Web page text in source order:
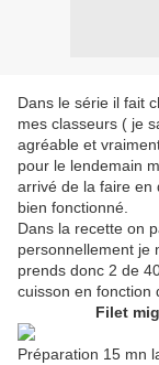
Dans le série il fait
mes classeurs ( je
agréable et
pour le lendemain
arrivé de la faire en
bien fonctionné.
Dans la recette on
personnellement je
prends donc 2 de
cuisson en fonction
Filet
Préparation 15 mn